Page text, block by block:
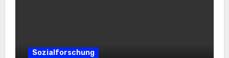
Sozialforschung